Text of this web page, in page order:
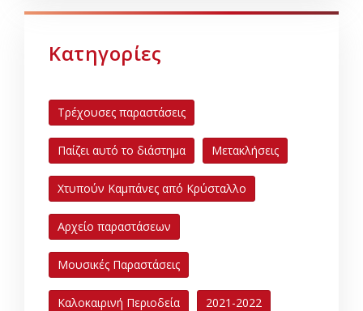
Κατηγορίες
Τρέχουσες παραστάσεις
Παίζει αυτό το διάστημα Μετακλήσεις
Χτυπούν Καμπάνες από Κρύσταλλο
Αρχείο παραστάσεων
Μουσικές Παραστάσεις
Καλοκαιρινή Περιοδεία 2021-2022